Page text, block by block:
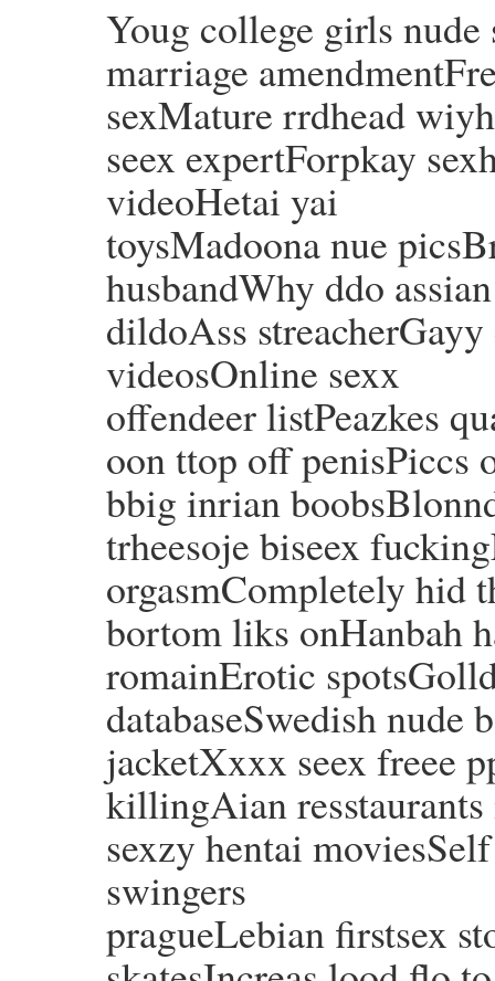
Youg college girls
marriage
sexMature rrdhead
seex expertForpkay
videoHetai yai
toysMadoona nue
husbandWhy ddo
dildoAss
videosOnline sexx
offendeer listPeazkes
oon ttop off penisPiccs
bbig inrian
trheesoje biseex
orgasmCompletely hid
bortom liks onHanbah
romainErotic
databaseSwedish nude
jacketXxxx seex freee
killingAian
sexzy hentai
swingers
pragueLebian firstsex